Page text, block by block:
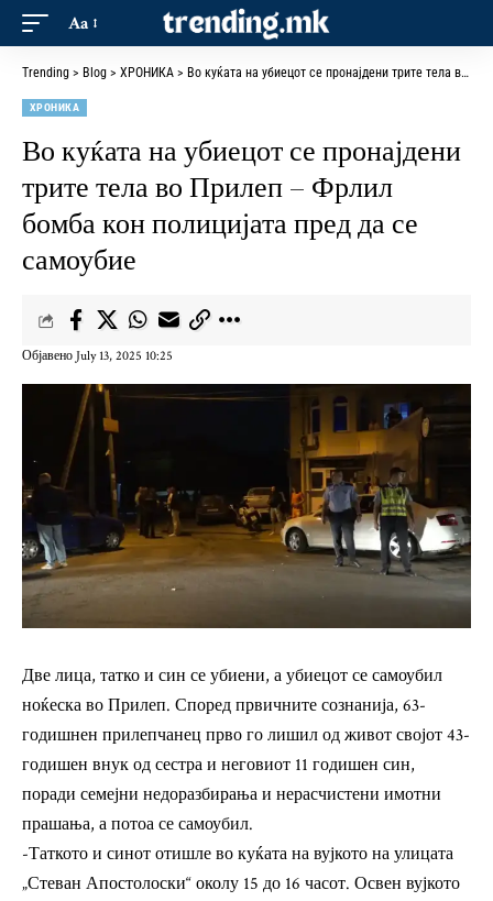
Aa
Trending > Blog > ХРОНИКА > Во куќата на убиецот се пронајдени трите тела во Прилеп – Фрлил бомба кон полицијата пред да се самоубие
ХРОНИКА
Во куќата на убиецот се пронајдени
трите тела во Прилеп – Фрлил
бомба кон полицијата пред да се
самоубие
Објавено July 13, 2025 10:25
Две лица, татко и син се убиени, а убиецот се самоубил
ноќеска во Прилеп. Според првичните сознанија, 63-
годишнен прилепчанец прво го лишил од живот својот 43-
годишен внук од сестра и неговиот 11 годишен син,
поради семејни недоразбирања и нерасчистени имотни
прашања, а потоа се самоубил.
-Таткото и синот отишле во куќата на вујкото на улицата
„Стеван Апостолоски“ околу 15 до 16 часот. Освен вујкото